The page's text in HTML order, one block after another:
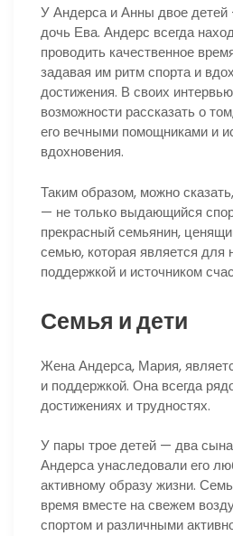
У Андерса и Анны двое
дочь Ева. Андерс всегда
проводить качественное
задавая им ритм спорта и
достижения. В своих
возможности рассказать о
его вечными помощниками и
вдохновения.
Таким образом, можно
— не только выдающийся
прекрасный семьянин,
семью, которая является для
поддержкой и источником
Семья и дети
Жена Андерса, Мария,
и поддержкой. Она всегда
достижениях и трудностях.
У пары трое детей — два
Андерса унаследовали его
активному образу жизни.
время вместе на свежем
спортом и различными